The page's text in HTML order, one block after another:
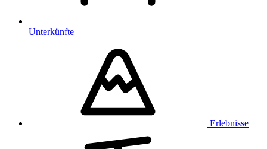
Unterkünfte
Erlebnisse